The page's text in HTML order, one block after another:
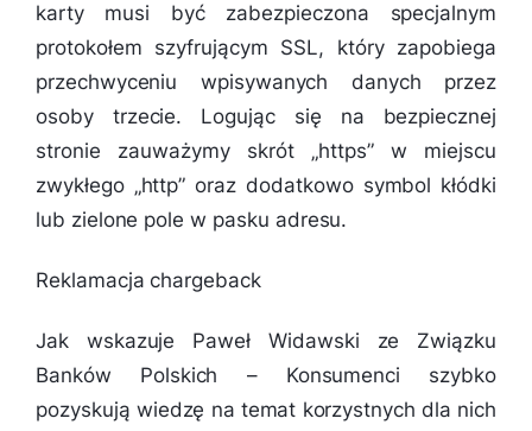
karty musi być zabezpieczona specjalnym
protokołem szyfrującym SSL, który zapobiega
przechwyceniu wpisywanych danych przez
osoby trzecie. Logując się na bezpiecznej
stronie zauważymy skrót „https” w miejscu
zwykłego „http” oraz dodatkowo symbol kłódki
lub zielone pole w pasku adresu.
Reklamacja chargeback
Jak wskazuje Paweł Widawski ze Związku
Banków Polskich – Konsumenci szybko
pozyskują wiedzę na temat korzystnych dla nich